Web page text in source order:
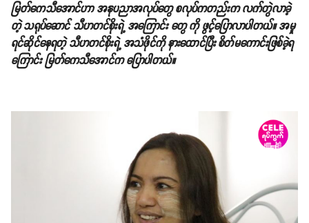
မြတ်ကေသီအောင်ဟာ အနုပညာအလုပ်တွေ စလုပ်ကတည်းက လက်တွဲလာခဲ့
တဲ့ သရုပ်ဆောင် သီဟတင်စိုးရဲ့ အကြောင်း တွေ ကို ဖွင့်ပြောလာပါတယ်။ အမှု
ရင်ဆိုင်နေရတဲ့ သီဟတင်စိုးရဲ့ အသံဖိုင်ကို နားထောင်ပြီး စိတ်မကောင်းဖြစ်ခဲ့ရ
ကြောင်း မြတ်ကေသီအောင်က ပြောပါတယ်။